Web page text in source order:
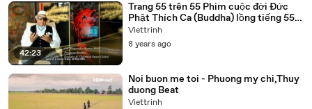
42:23
Trang 55 trên 55 Phim cuộc đời Đức
Phật Thích Ca (Buddha) lồng tiếng 55
tập trọn bộ
Viettrinh
8 years ago
Noi buon me toi - Phuong my chi,Thuy
duong Beat
Viettrinh